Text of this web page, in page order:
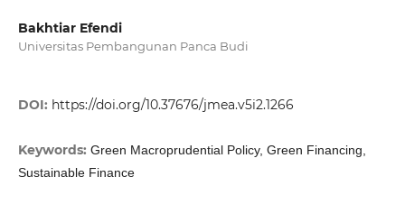
Bakhtiar Efendi
Universitas Pembangunan Panca Budi
DOI: https://doi.org/10.37676/jmea.v5i2.1266
Keywords: Green Macroprudential Policy, Green Financing,
Sustainable Finance